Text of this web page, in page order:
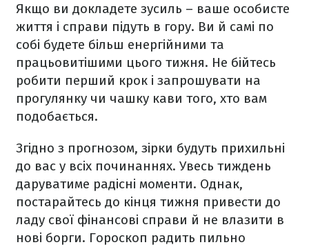
Якщо ви докладете зусиль – ваше особисте
життя і справи підуть в гору. Ви й самі по
собі будете більш енергійними та
працьовитішими цього тижня. Не бійтесь
робити перший крок і запрошувати на
прогулянку чи чашку кави того, хто вам
подобається.
Згідно з прогнозом, зірки будуть прихильні
до вас у всіх починаннях. Увесь тиждень
даруватиме радісні моменти. Однак,
постарайтесь до кінця тижня привести до
ладу свої фінансові справи й не влазити в
нові борги. Гороскоп радить пильно